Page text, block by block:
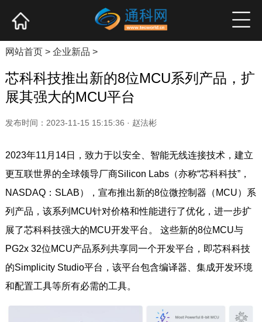
产业资讯 企业新品 高端访谈
网站首页> 企业新品 >
芯科科技推出新的8位MCU系列产品，扩
展其强大的MCU平台
发布时间：2023-11-15 15:15:36 · 赵法彬
2023年11月14日，致力于以安全、智能无线连接技术，建立
更互联世界的全球领导厂商Silicon Labs（亦称“芯科科技”，
NASDAQ：SLAB），宣布推出新的8位微控制器（MCU）系
列产品，该系列MCU针对价格和性能进行了优化，进一步扩
展了芯科科技强大的MCU开发平台。 这些新的8位MCU与
PG2x 32位MCU产品系列共享同一个开发平台，即芯科科技
的Simplicity Studio平台，该平台包含编译器、集成开发环境
和配置工具等所有必需的工具。